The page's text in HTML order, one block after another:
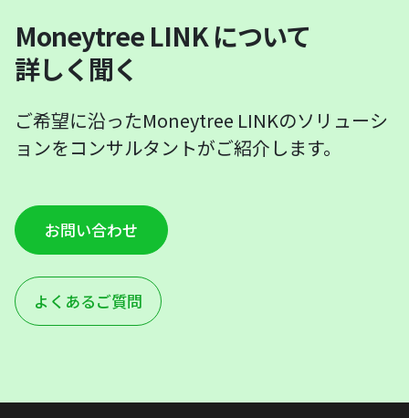
Moneytree LINK について
詳しく聞く
ご希望に沿ったMoneytree LINKのソリューシ
ョンをコンサルタントがご紹介します。
お問い合わせ
よくあるご質問